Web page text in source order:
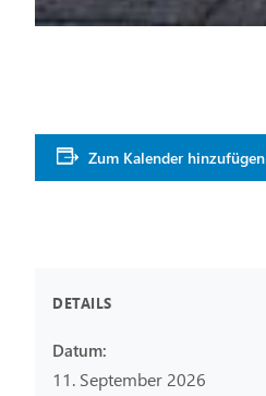
Zum Kalender hinzufügen
DETAILS
Datum:
11. September 2026